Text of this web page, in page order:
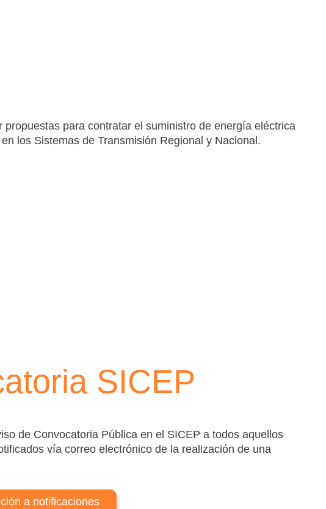
SICEP
de Convocatoria Pública en el SICEP a todos aquellos
vía correo electrónico de la realización de una
a notificaciones
para contratar el suministro de energía eléctrica
los Sistemas de Transmisión Regional y Nacional.